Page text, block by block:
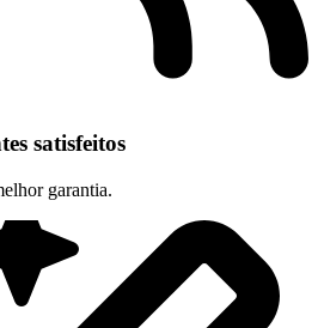
satisfeitos
garantia.